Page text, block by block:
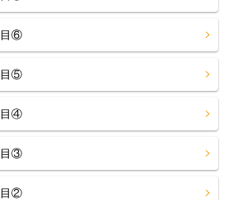
目⑥
目⑤
目④
目③
目②